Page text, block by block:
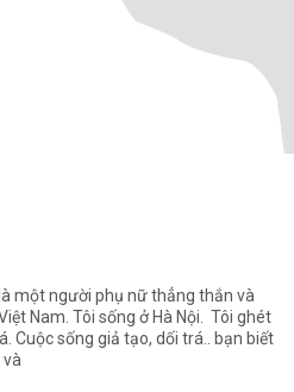
một người phụ nữ thẳng thắn và
Nam. Tôi sống ở Hà Nội. Tôi ghét
Cuộc sống giả tạo, dối trá.. bạn biết